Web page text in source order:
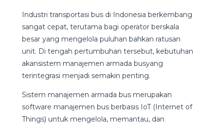
Industri transportasi bus di Indonesia berkembang
sangat cepat, terutama bagi operator berskala
besar yang mengelola puluhan bahkan ratusan
unit. Di tengah pertumbuhan tersebut, kebutuhan
akansistem manajemen armada busyang
terintegrasi menjadi semakin penting.
Sistem manajemen armada bus merupakan
software manajemen bus berbasis IoT (Internet of
Things) untuk mengelola, memantau, dan